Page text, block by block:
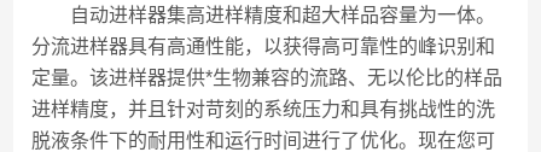
自动进样器集高进样精度和超大样品容量为一体。
分流进样器具有高通性能，以获得高可靠性的峰识别和
定量。该进样器提供*生物兼容的流路、无以伦比的样品
进样精度，并且针对苛刻的系统压力和具有挑战性的洗
脱液条件下的耐用性和运行时间进行了优化。现在您可